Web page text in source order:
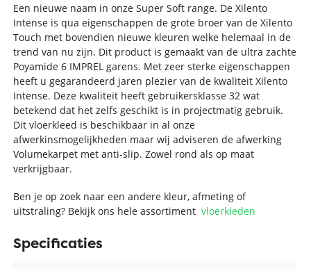
Een nieuwe naam in onze Super Soft range. De Xilento
Intense is qua eigenschappen de grote broer van de Xilento
Touch met bovendien nieuwe kleuren welke helemaal in de
trend van nu zijn. Dit product is gemaakt van de ultra zachte
Poyamide 6 IMPREL garens. Met zeer sterke eigenschappen
heeft u gegarandeerd jaren plezier van de kwaliteit Xilento
Intense. Deze kwaliteit heeft gebruikersklasse 32 wat
betekend dat het zelfs geschikt is in projectmatig gebruik.
Dit vloerkleed is beschikbaar in al onze
afwerkinsmogelijkheden maar wij adviseren de afwerking
Volumekarpet met anti-slip. Zowel rond als op maat
verkrijgbaar.
Ben je op zoek naar een andere kleur, afmeting of
uitstraling? Bekijk ons hele assortimentvloerkleden
Specificaties